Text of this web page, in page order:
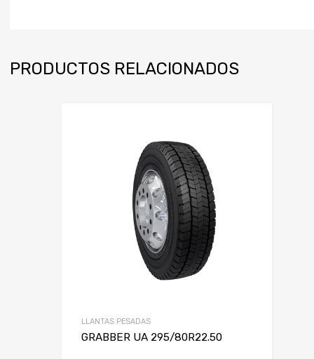
PRODUCTOS RELACIONADOS
LLANTAS PESADAS
GRABBER UA 295/80R22.50